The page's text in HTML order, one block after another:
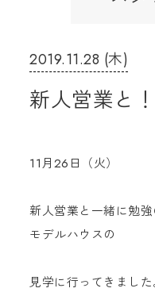
2019.11.28 (木)
新人営業と！
11月26日（火）
新人営業と一緒に勉
モデルハウスの
見学に行ってきました